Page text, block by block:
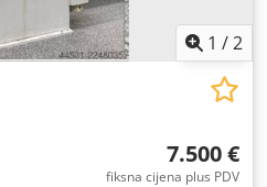
1 /2
7.500 €
fiksna cijena plus PDV